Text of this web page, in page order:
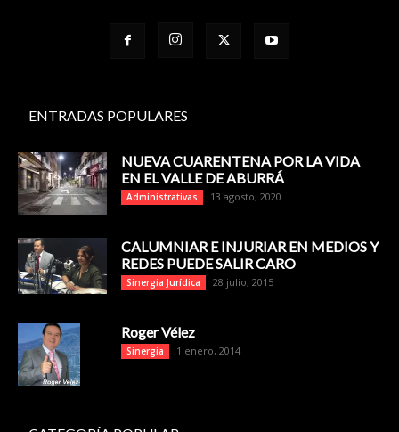
ENTRADAS POPULARES
NUEVA CUARENTENA POR LA VIDA
EN EL VALLE DE ABURRÁ
Administrativas 13 agosto, 2020
CALUMNIAR E INJURIAR EN MEDIOS Y
REDES PUEDE SALIR CARO
Sinergia Jurídica 28 julio, 2015
Roger Vélez
Sinergia 1 enero, 2014